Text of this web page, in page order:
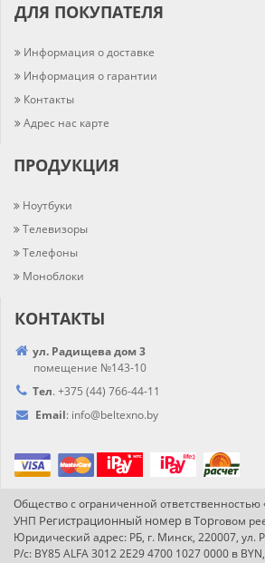
ДЛЯ ПОКУПАТЕЛЯ
Информация о доставке
Информация о гарантии
Контакты
Адрес нас карте
ПРОДУКЦИЯ
Ноутбуки
Телевизоры
Телефоны
Моноблоки
КОНТАКТЫ
ул. Радищева дом 3
помещение №143-10
Тел. +375 (44) 766-44-11
Email: info@beltexno.by
Общество с ограниченной ответственностью
УНП Регистрационный номер в Торговом
Юридический адрес: РБ, г. Минск, 220007, ул.
Р/с: BY85 ALFA 3012 2E29 4700 1027 0000 в